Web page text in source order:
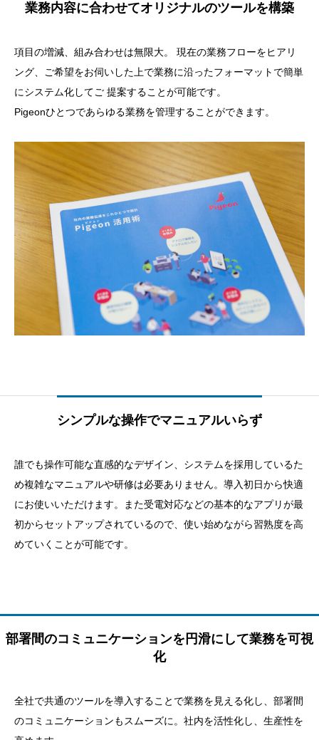
業務内容に合わせてオリジナルのツールを構築
項目の増減、組み合わせは無限大。 現在の業務フローをヒアリ
ング、ご希望をお伺いした上で業務に沿ったフォーマットで簡単
にシステム化してご 提案することが可能です。
Pigeonひとつであらゆる業務を管理することができます。
シンプルな操作でマニュアルいらず
誰でも操作可能な直感的なデザイン、システムを採用しているた
め複雑なマニュアルや研修は必要ありません。導入初日から快適
にお使いいただけます。また受電対応などの基本的なアプリが最
初からセットアップされているので、使い始めながら習熟度を高
めていくことが可能です。
部署間のコミュニケーションを円滑にして業務を可視
化
全社で共通のツールを導入することで業務を見える化し、部署間
のコミュニケーションもスムーズに。社内を活性化し、生産性を